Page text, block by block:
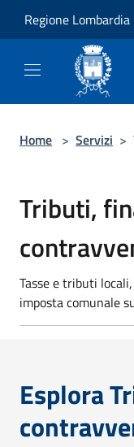
Regione Lombardia
Home > Servizi >
Tributi,
Tasse e tributi
imposta comunale
Esplora